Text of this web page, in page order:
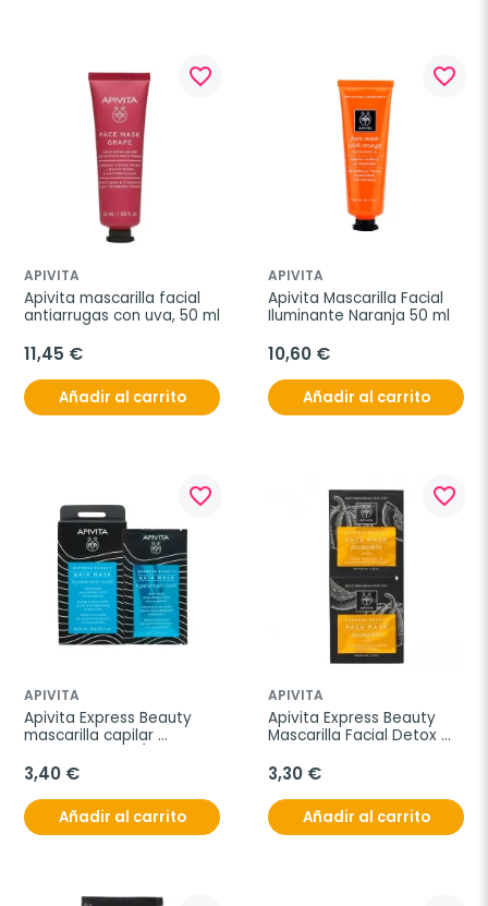
favorite_border
APIVITA
Apivita mascarilla facial
antiarrugas con uva, 50 ml
11,45 €
Añadir al carrito
favorite_border
APIVITA
Apivita Mascarilla Facial
Iluminante Naranja 50 ml
10,60 €
Añadir al carrito
favorite_border
APIVITA
Apivita Express Beauty
mascarilla capilar
Hialurónico, 20 ml
3,40 €
Añadir al carrito
favorite_border
APIVITA
Apivita Express Beauty
Mascarilla Facial Detox
3,30 €
Añadir al carrito